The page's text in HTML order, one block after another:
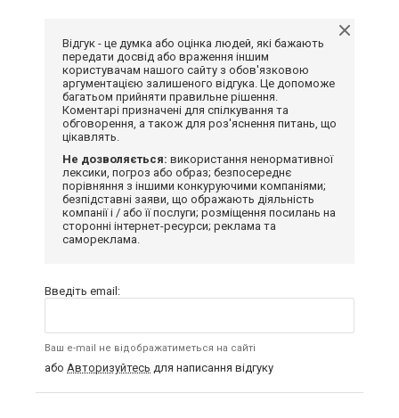
Відгук - це думка або оцінка людей, які бажають
передати досвід або враження іншим
користувачам нашого сайту з обов'язковою
аргументацією залишеного відгука. Це допоможе
багатьом прийняти правильне рішення.
Коментарі призначені для спілкування та
обговорення, а також для роз'яснення питань, що
цікавлять.
Не дозволяється: використання ненормативної
лексики, погроз або образ; безпосереднє
порівняння з іншими конкуруючими компаніями;
безпідставні заяви, що ображають діяльність
компанії і / або її послуги; розміщення посилань на
сторонні інтернет-ресурси; реклама та
самореклама.
Введіть email:
Ваш e-mail не відображатиметься на сайті
або Авторизуйтесь для написання відгуку